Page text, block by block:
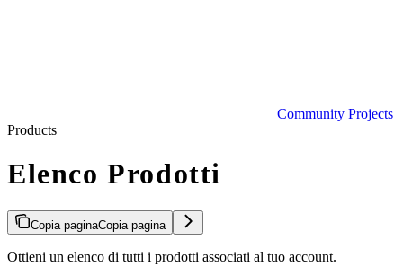
Community Projects
Products
Elenco Prodotti
Copia paginaCopia pagina
Ottieni un elenco di tutti i prodotti associati al tuo account.